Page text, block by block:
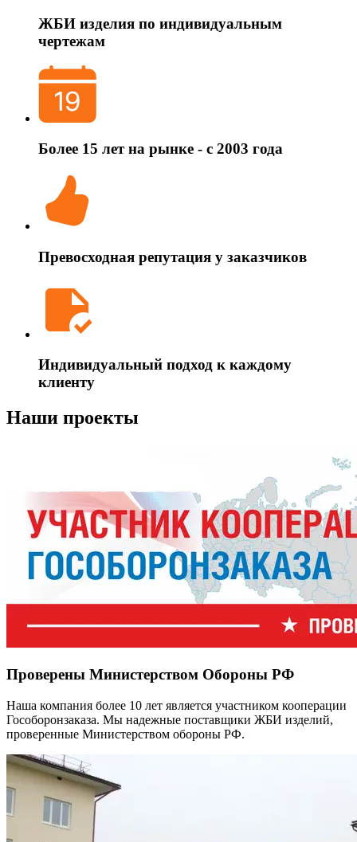
ЖБИ изделия по индивидуальным
чертежам
Более 15 лет на рынке - с 2003 года
Превосходная репутация у заказчиков
Индивидуальный подход к каждому
клиенту
Наши проекты
Проверены Министерством Обороны РФ
Наша компания более 10 лет является участником кооперации
Гособоронзаказа. Мы надежные поставщики ЖБИ изделий,
проверенные Министерством обороны РФ.